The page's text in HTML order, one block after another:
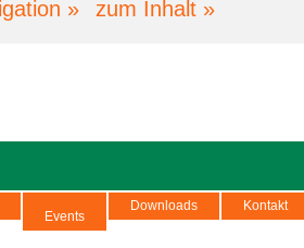
» zum Inhalt »
Events
Downloads Kontakt